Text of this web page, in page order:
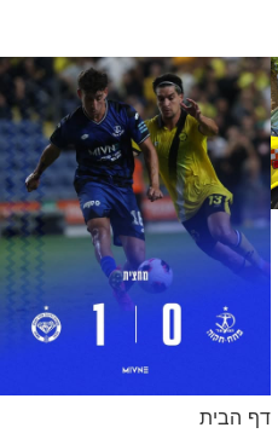
דף הבית